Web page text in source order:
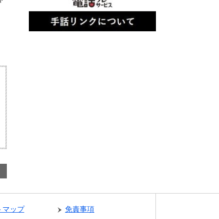
マップ 免責事項